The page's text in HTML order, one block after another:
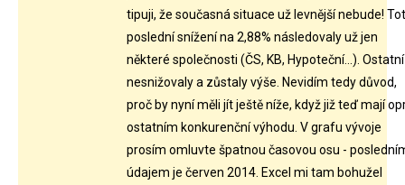
tipuji, že současná situace už levnější nebude!
poslední snížení na 2,88% následovaly už jen
některé společnosti (ČS, KB, Hypoteční...).
nesnižovaly a zůstaly výše. Nevidím tedy důvod,
proč by nyní měli jít ještě níže, když již teď mají
ostatním konkurenční výhodu. V grafu vývoje
prosím omluvte špatnou časovou osu -
údajem je červen 2014. Excel mi tam bohužel